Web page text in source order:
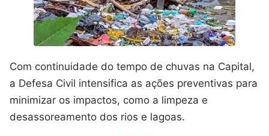
Com continuidade do tempo de chuvas na Capital,
a Defesa Civil intensifica as ações preventivas para
minimizar os impactos, como a limpeza e
desassoreamento dos rios e lagoas.